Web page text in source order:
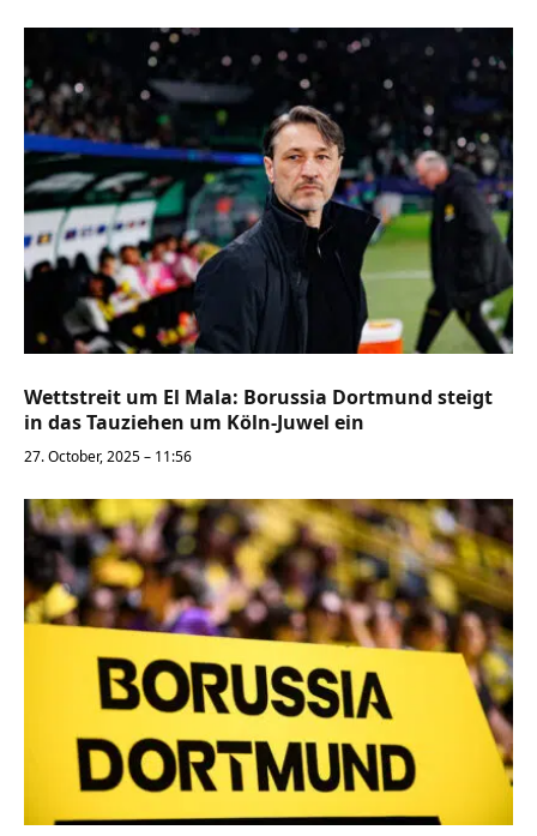
Wettstreit um El Mala: Borussia Dortmund steigt
in das Tauziehen um Köln-Juwel ein
27. October, 2025 – 11:56